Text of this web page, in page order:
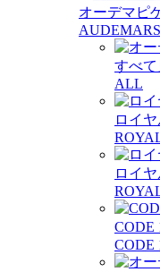
オーデマピ
すべて
ALL
ロイ
ロイ
CODE
CODE